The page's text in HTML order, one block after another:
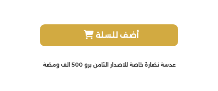
أضف للسلة
عدسة نضارة خاصة للاصدار الثامن برو 500 الف ومضة